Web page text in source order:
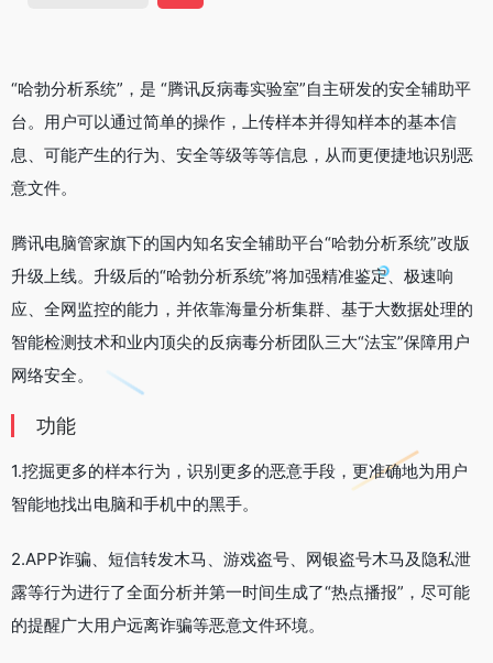
“哈勃分析系统”，是 “腾讯反病毒实验室”自主研发的安全辅助平
台。用户可以通过简单的操作，上传样本并得知样本的基本信
息、可能产生的行为、安全等级等等信息，从而更便捷地识别恶
意文件。
腾讯电脑管家旗下的国内知名安全辅助平台“哈勃分析系统”改版
升级上线。升级后的“哈勃分析系统”将加强精准鉴定、极速响
应、全网监控的能力，并依靠海量分析集群、基于大数据处理的
智能检测技术和业内顶尖的反病毒分析团队三大“法宝”保障用户
网络安全。
功能
1.挖掘更多的样本行为，识别更多的恶意手段，更准确地为用户
智能地找出电脑和手机中的黑手。
2.APP诈骗、短信转发木马、游戏盗号、网银盗号木马及隐私泄
露等行为进行了全面分析并第一时间生成了“热点播报”，尽可能
的提醒广大用户远离诈骗等恶意文件环境。